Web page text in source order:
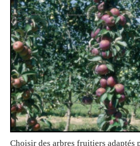
Choisir des arbres fruitiers adaptés